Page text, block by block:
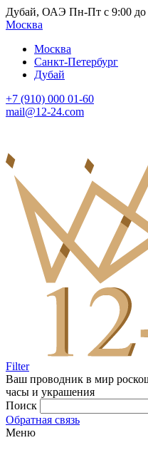
Дубай, ОАЭ Пн-Пт с 9:00 до
Москва
Москва
Санкт-Петербург
Дубай
+7 (910) 000 01-60
mail@12-24.com
Filter
Ваш проводник в мир
часы и украшения
Поиск
Обратная связь
Меню